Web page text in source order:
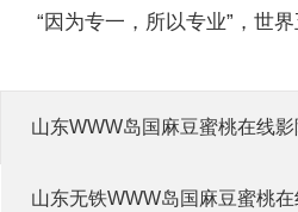
“因为专一，所以专业”，世
山东WWW岛国麻豆蜜桃在线影
山东无铁WWW岛国麻豆蜜桃